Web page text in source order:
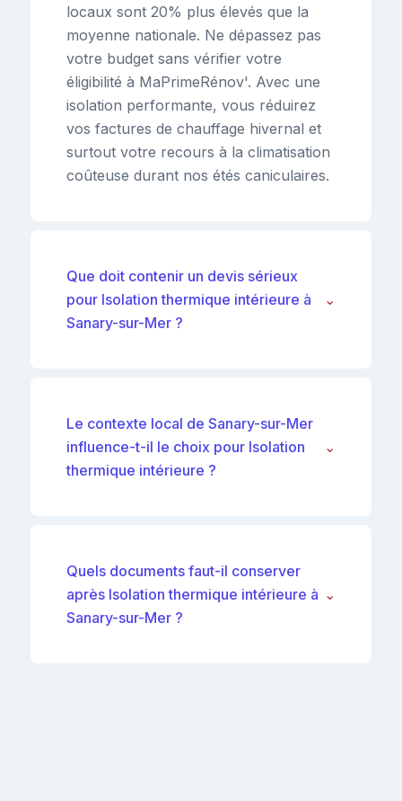
locaux sont 20% plus élevés que la
moyenne nationale. Ne dépassez pas
votre budget sans vérifier votre
éligibilité à MaPrimeRénov'. Avec une
isolation performante, vous réduirez
vos factures de chauffage hivernal et
surtout votre recours à la climatisation
coûteuse durant nos étés caniculaires.
Que doit contenir un devis sérieux
pour Isolation thermique intérieure à
Sanary-sur-Mer ?
⌄
Le contexte local de Sanary-sur-Mer
influence-t-il le choix pour Isolation
thermique intérieure ?
⌄
Quels documents faut-il conserver
après Isolation thermique intérieure à
Sanary-sur-Mer ?
⌄